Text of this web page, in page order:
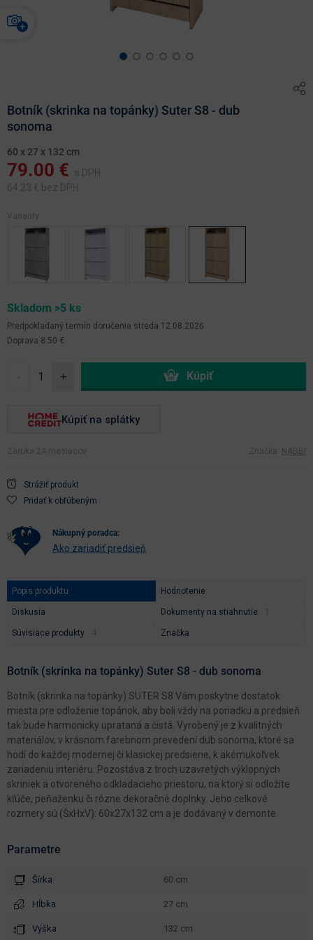
Botník (skrinka na topánky) Suter S8 - dub
sonoma
60 x 27 x 132 cm
79.00 €
s DPH
64.23 € bez DPH
Varianty:
Skladom >5 ks
Predpokladaný termín doručenia streda 12.08.2026
Doprava 8.50 €
- +
Kúpiť na splátky
Záruka 24 mesiacov Značka: NABBI
Strážiť produkt
Pridať k obľúbeným
nákupný poradca:
Ako zariadiť predsieň
Popis produktu Hodnotenie
Diskusia Dokumenty na stiahnutie
Súvisiace produkty Značka
Botník (skrinka na topánky) Suter S8 - dub sonoma
Botník (skrinka na topánky) SUTER S8 Vám poskytne dostatok
miesta pre odloženie topánok, aby boli vždy na poriadku a predsieň
tak bude harmonicky uprataná a čistá. Vyrobený je z kvalitných
materiálov, v krásnom farebnom prevedení dub sonoma, ktoré sa
hodí do každej modernej či klasickej predsiene, k akémukoľvek
zariadeniu interiéru. Pozostáva z troch uzavretých výklopných
skriniek a otvoreného odkladacieho priestoru, na ktorý si odložíte
kľúče, peňaženku či rôzne dekoračné doplnky. Jeho celkové
rozmery sú (ŠxHxV): 60x27x132 cm a je dodávaný v demonte.
Parametre
Šírka 60 cm
Hĺbka 27 cm
Výška 132 cm